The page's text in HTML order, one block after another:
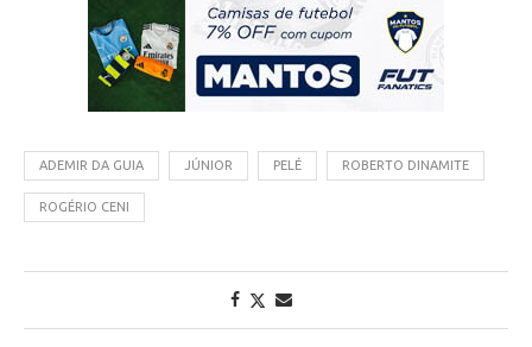
ADEMIR DA GUIA JÚNIOR PELÉ ROBERTO DINAMITE
ROGÉRIO CENI